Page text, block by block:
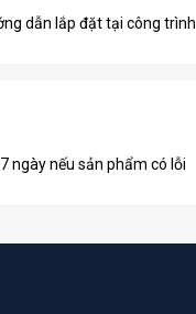
dẫn lắp đặt tại công trình
ngày nếu sản phẩm có lỗi